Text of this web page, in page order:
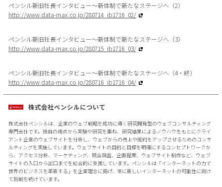
ペンシル新旧社長インタビュー～新体制で新たなステージへ（2）
http://www.data-max.co.jp/280714_ib1716_02/
ペンシル新旧社長インタビュー～新体制で新たなステージへ（3）
http://www.data-max.co.jp/280715_ib1716_03/
ペンシル新旧社長インタビュー～新体制で新たなステージへ（4・終）
http://www.data-max.co.jp/280716_ib1716_04/
株式会社ペンシルについて
株式会社ペンシルは、企業のウェブ戦略を成功に導く研究開発型のウェブコンサルティング
専門会社です。独自の視点から実験や研究を重ね、研究結果によるノウハウをもとにクライ
アント企業のウェブサイトを分析し、ウェブからの売上や成約をアップさせるためのコンサ
ルティングを実施しています。ウェブサイトの目的と目標を明確にするコンセプトワークか
ら、アクセス分析、マーケティング、競合調査、企画提案、ウェブサイト制作など、ウェブ
サイトの入口から出口までを総合的に支援しています。ペンシルは「インターネットの力で
世界のビジネスを革新する」を企業理念に掲げ、常に新しいインターネットの可能性に向け
て挑戦を続けています。